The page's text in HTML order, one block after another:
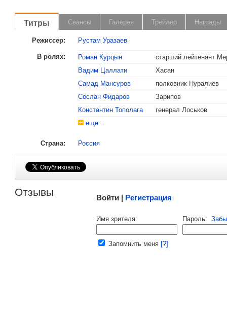
Титры Сеансы Галерея Трейлер Награды
Режиссер: Рустам Уразаев
В ролях: Роман Курцын
старший лейтенант
Вадим Цаллати
Хасан
Самад Мансуров
полковник Нуралиев
Сослан Фидаров
Зарипов
Константин Тополага
генерал Лоськов
еще...
Страна: Россия
Отзывы Войти | Регистрация
Имя зрителя: Пароль:
Запомнить меня [?]